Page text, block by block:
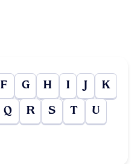
F G H I J K
Q R S T U